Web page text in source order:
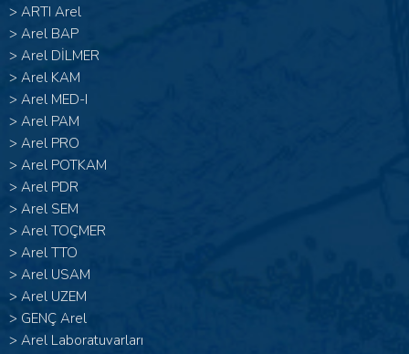
> ARTI Arel
> Arel BAP
> Arel DİLMER
> Arel KAM
> Arel MED-I
> Arel PAM
> Arel PRO
> Arel POTKAM
> Arel PDR
> Arel SEM
> Arel TOÇMER
> Arel TTO
> Arel USAM
> Arel UZEM
> GENÇ Arel
> Arel Laboratuvarları